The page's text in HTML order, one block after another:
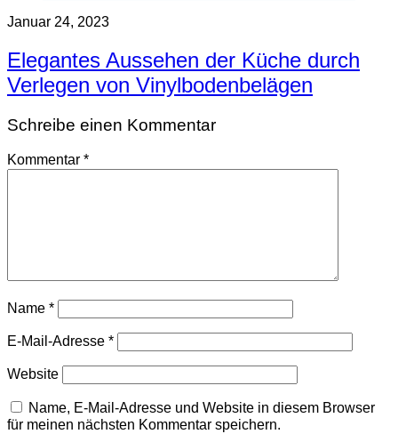
Januar 24, 2023
Elegantes Aussehen der Küche durch
Verlegen von Vinylbodenbelägen
Schreibe einen Kommentar
Kommentar *
Name *
E-Mail-Adresse *
Website
Name, E-Mail-Adresse und Website in diesem Browser
für meinen nächsten Kommentar speichern.